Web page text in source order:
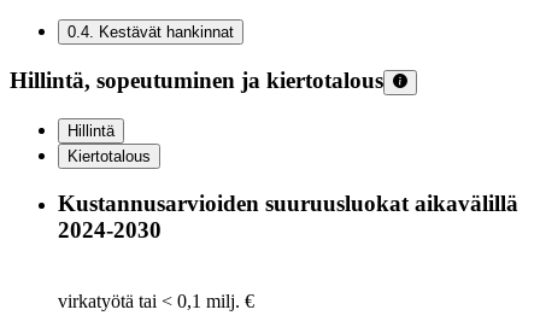
0.4. Kestävät hankinnat
Hillintä, sopeutuminen ja kiertotalous
Hillintä
Kiertotalous
Kustannusarvioiden suuruusluokat aikavälillä
2024-2030
virkatyötä tai < 0,1 milj. €